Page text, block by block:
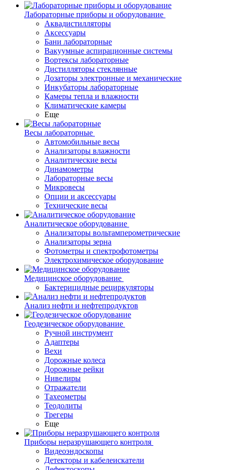
Лабораторные приборы и оборудование
Аквадистилляторы
Аксессуары
Бани лабораторные
Вакуумные аспирационные системы
Вортексы лабораторные
Дистилляторы стеклянные
Дозаторы электронные и механические
Инкубаторы лабораторные
Камеры тепла и влажности
Климатические камеры
Еще
Весы лабораторные
Автомобильные весы
Анализаторы влажности
Аналитические весы
Динамометры
Лабораторные весы
Микровесы
Опции и аксессуары
Технические весы
Аналитическое оборудование
Анализаторы вольтамперометрические
Анализаторы зерна
Фотометры и спектрофотометры
Электрохимическое оборудование
Медицинское оборудование
Бактерицидные рециркуляторы
Анализ нефти и нефтепродуктов
Геодезическое оборудование
Ручной инструмент
Адаптеры
Вехи
Дорожные колеса
Дорожные рейки
Нивелиры
Отражатели
Тахеометры
Теодолиты
Трегеры
Еще
Приборы неразрушающего контроля
Видеоэндоскопы
Детекторы и кабелеискатели